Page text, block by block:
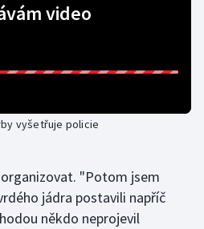
video
vyšetřuje policie
"Potom jsem
jádra postavili napříč
někdo neprojevil